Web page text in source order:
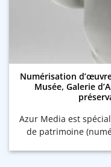
Numérisation
Musée, Galerie
Azur Media est
de patrimoine